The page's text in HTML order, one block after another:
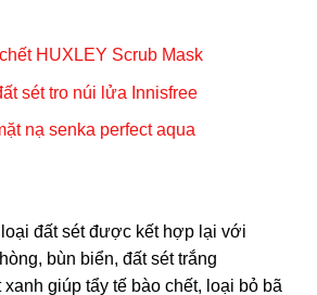
HUXLEY Scrub Mask
sét tro núi lửa Innisfree
nạ senka perfect aqua
đất sét được kết hợp lại với
bùn biển, đất sét trắng
xanh giúp tẩy tế bào chết, loại bỏ bã